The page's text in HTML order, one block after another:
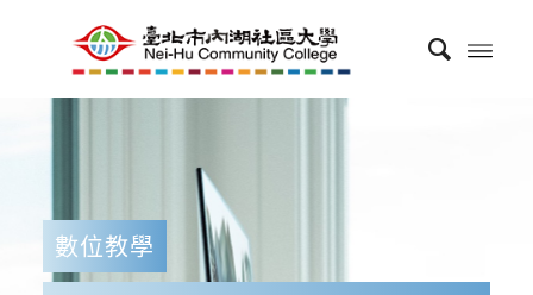
數位教學